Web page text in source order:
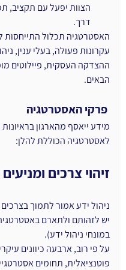
הצוות יפעל עם תקציב,
דרך.
האסטרטגיה תכלול התייחסות
עקרונות פעולה, בעלי ענין,
ההצדקה העסקית, פיילוטים
הבאים.
מידע ייאסף מהארגון
לאסטרטגיה הכוללת להלן:
זיהוי צרכים
ניהול ידע אמור לתמוך
יש לזהותם ולתארם
במונחי ניהול ידע).
על פי רוב, ארבעה כיוונים
פוטנציאלית, תחומים